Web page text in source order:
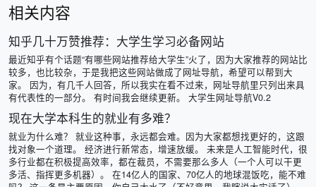
相关内容
知乎几十万赞推荐：大学生学习必备网站
最近知乎有个话题“有哪些网站推荐给大学生”火了，因为大家推荐的网站比
较多，也比较杂，于是我把这些网站做成了网址导航，希望可以帮到大
家。 因为，有几千人回答，所以我实在看不过来，网址导航里只列出来具
有代表性的一部分。 有时间我会继续更新。 大学生网址导航V0.2​
现在大学本科生的就业有多难？
就业为什么难？ 就业这种事，永远都会难。因为大家都想找更好的，这跟
找对象一个道理。 经济进行新常态，增速放缓。 未来是人工智能时代，很
多行业都在积极提高效率，都在裁员，不需要那么多人（一个人可以干更
多活、指挥更多机器）。 在14亿人的国家、70亿人的地球混饭吃，能不难